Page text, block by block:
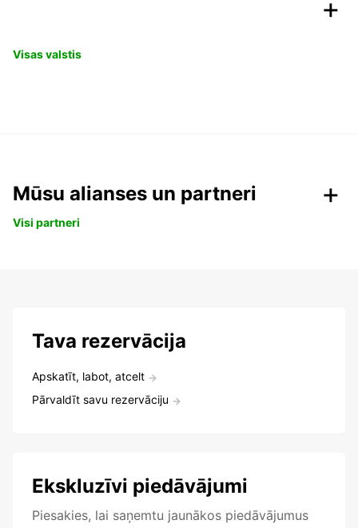
Visas valstis
Mūsu alianses un partneri
Visi partneri
Tava rezervācija
Apskatīt, labot, atcelt
Pārvaldīt savu rezervāciju
Ekskluzīvi piedāvājumi
Piesakies, lai saņemtu jaunākos piedāvājumus